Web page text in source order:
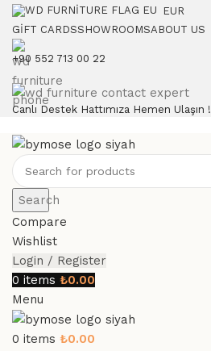
EUR
GIFT CARDSSHOWROOMSABOUT US
+90 552 713 00 22
Canlı Destek Hattımıza Hemen Ulaşın !
Search
Compare
Wishlist
Login / Register
0 items ₺0.00
Menu
0 items ₺0.00